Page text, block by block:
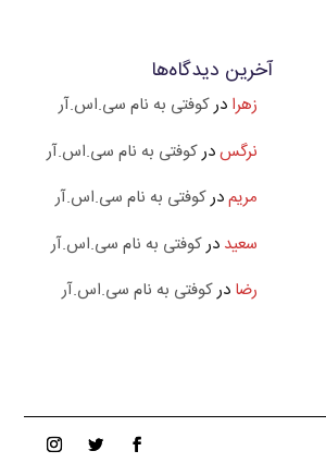
آخرین دیدگاه‌ها
زهرا درکوفتی به نام سی.اس.آر
نرگسدرکوفتی به نام سی.اس.آر
مریمدرکوفتی به نام سی.اس.آر
سعید درکوفتی به نام سی.اس.آر
رضا درکوفتی به نام سی.اس.آر